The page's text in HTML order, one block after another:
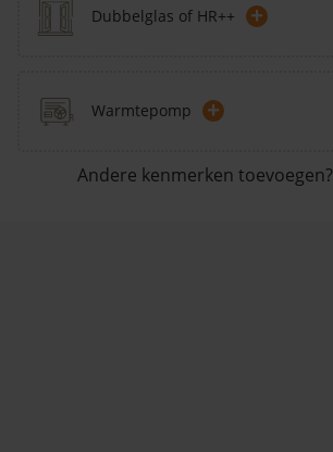
Dubbelglas of HR++ +
Warmtepomp +
Andere kenmerken toevoegen?